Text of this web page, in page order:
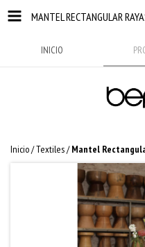
MANTEL RECTANGULAR
INICIO
Inicio/Textiles/ Mantel